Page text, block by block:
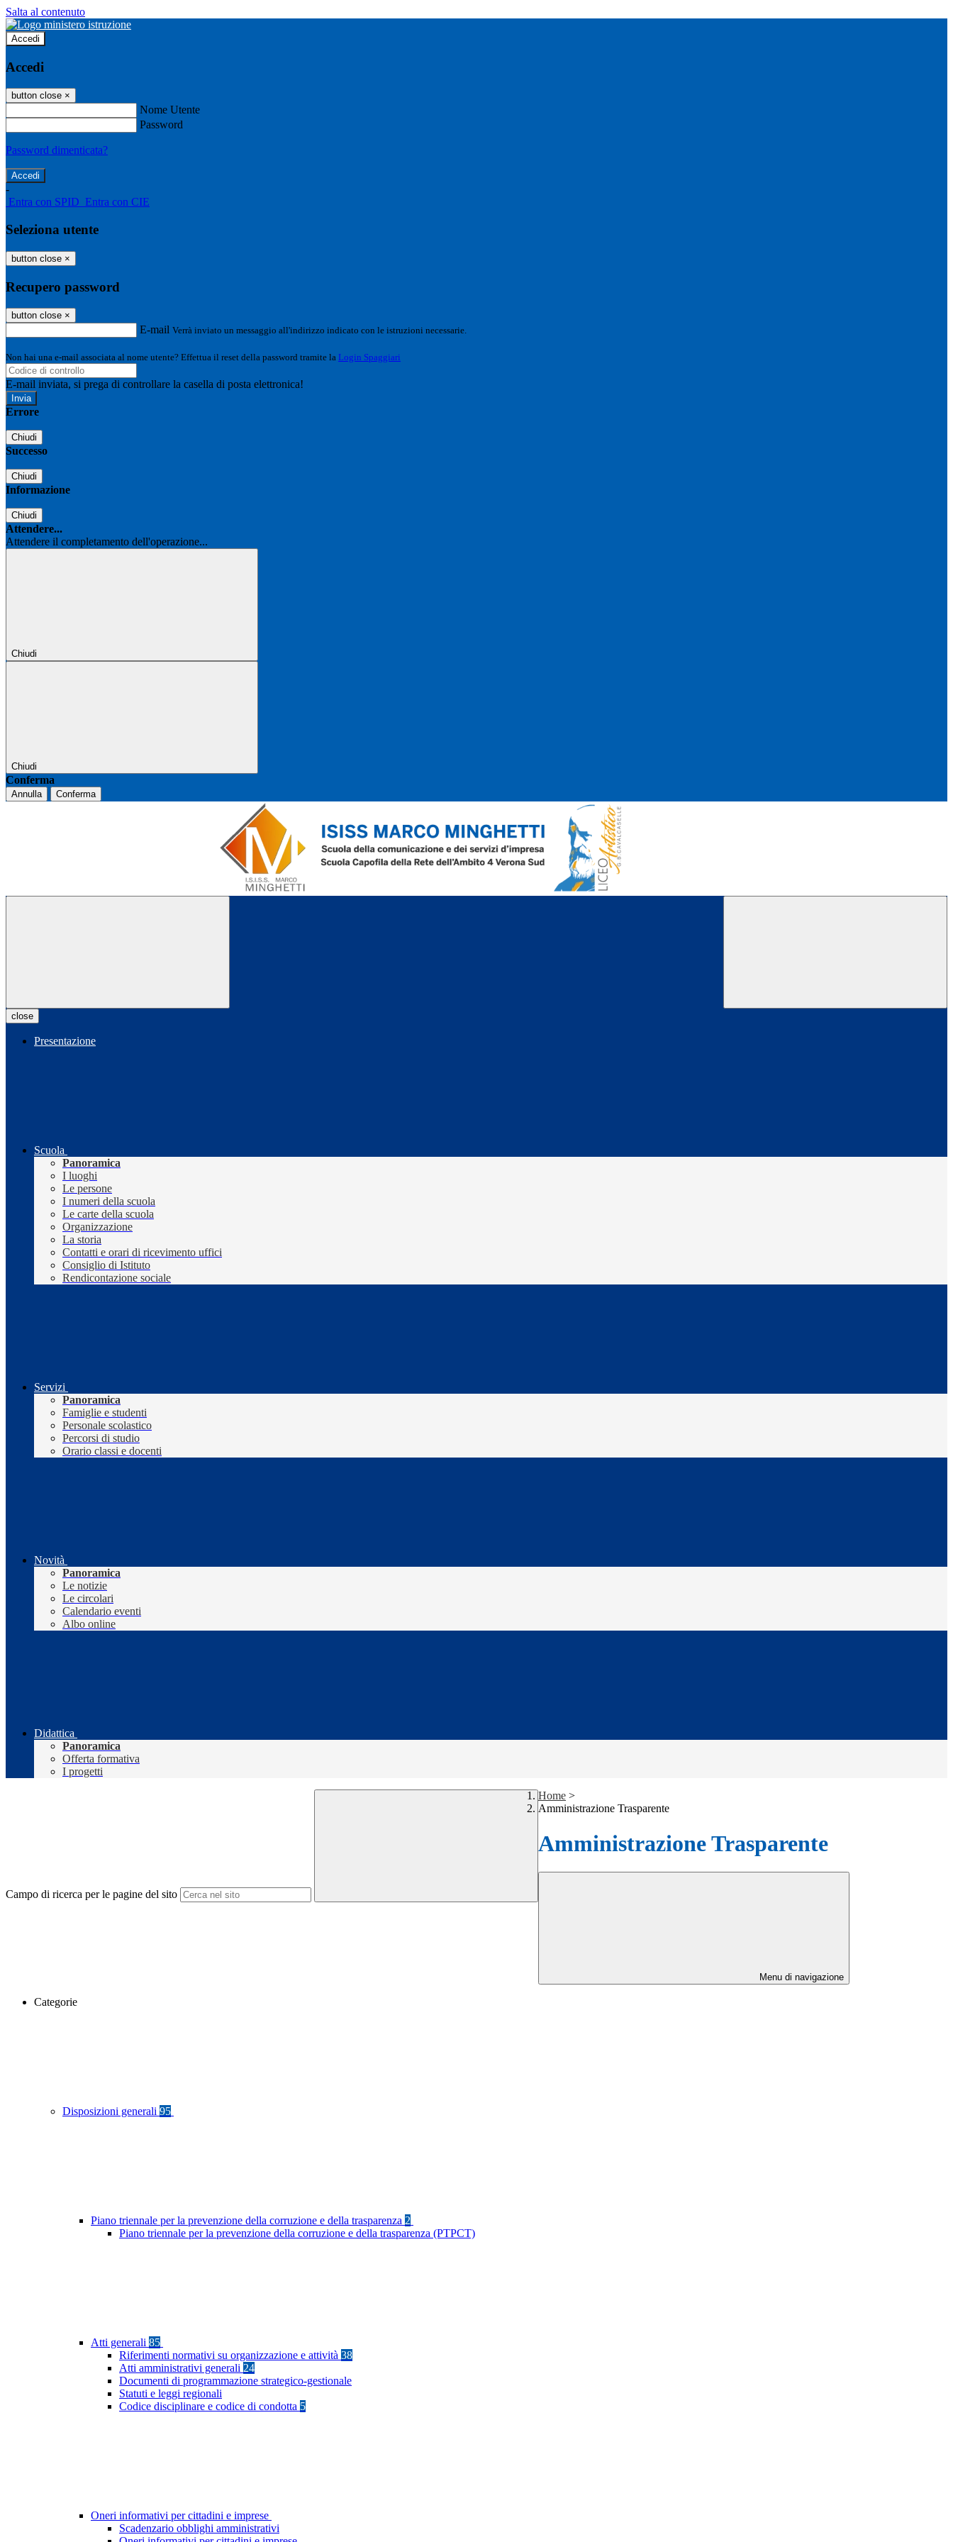
Salta al contenuto
Accedi
Accedi
button close ×
Nome Utente
Password
Password dimenticata?
-
Entra con SPID Entra con CIE
Seleziona utente
button close ×
Recupero password
button close ×
E-mail Verrà inviato un messaggio all'indirizzo indicato con le istruzioni necessarie.
Non hai una e-mail associata al nome utente? Effettua il reset della password tramite la Login Spaggiari
E-mail inviata, si prega di controllare la casella di posta elettronica!
Errore
Chiudi
Successo
Chiudi
Informazione
Chiudi
Attendere...
Attendere il completamento dell'operazione...
Chiudi
Chiudi
Conferma
Annulla Conferma
close
Presentazione
Scuola
Panoramica
I luoghi
Le persone
I numeri della scuola
Le carte della scuola
Organizzazione
La storia
Contatti e orari di ricevimento uffici
Consiglio di Istituto
Rendicontazione sociale
Servizi
Panoramica
Famiglie e studenti
Personale scolastico
Percorsi di studio
Orario classi e docenti
Novità
Panoramica
Le notizie
Le circolari
Calendario eventi
Albo online
Didattica
Panoramica
Offerta formativa
I progetti
Campo di ricerca per le pagine del sito
Home >
Amministrazione Trasparente
Amministrazione Trasparente
Menu di navigazione
Categorie
Disposizioni generali 95
Piano triennale per la prevenzione della corruzione e della trasparenza 2
Piano triennale per la prevenzione della corruzione e della trasparenza (PTPCT)
Atti generali 85
Riferimenti normativi su organizzazione e attività 38
Atti amministrativi generali 24
Documenti di programmazione strategico-gestionale
Statuti e leggi regionali
Codice disciplinare e codice di condotta 5
Oneri informativi per cittadini e imprese
Scadenzario obblighi amministrativi